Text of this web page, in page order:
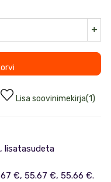
+
Lisa soovinimekirja(1)
lisatasudeta
€, 55.67 €, 55.66 €.